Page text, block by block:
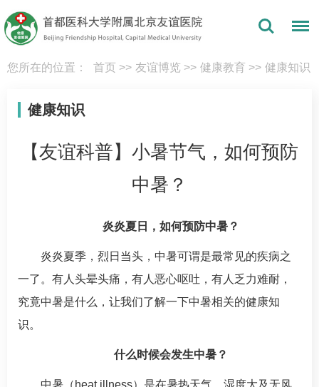
您所在的位置： 首页 >> 友谊博览 >> 健康教育 >> 健康知识
健康知识
【友谊科普】小暑节气，如何预防
中暑？
炎炎夏日，如何预防中暑？
炎炎夏季，烈日当头，中暑可谓是最常见的疾病之
一了。有人头晕头痛，有人恶心呕吐，有人乏力难耐，
究竟中暑是什么，让我们了解一下中暑相关的健康知
识。
什么时候会发生中暑？
中暑（heat illness）是在暑热天气、湿度大及无风